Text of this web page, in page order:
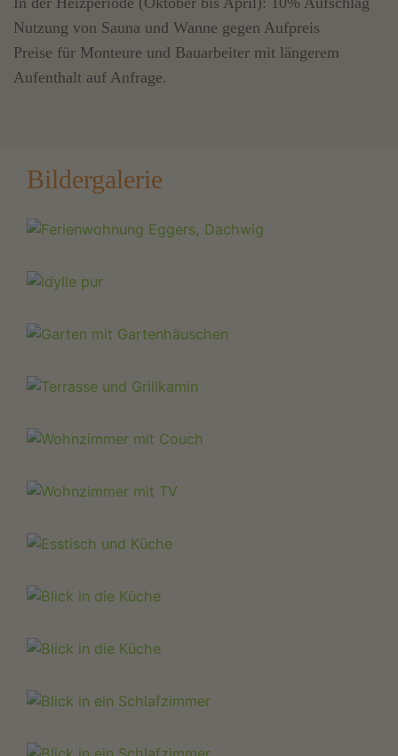
Nutzung von Sauna und Wanne gegen Aufpreis
Preise für Monteure und Bauarbeiter mit längerem
Aufenthalt auf Anfrage.
Bildergalerie